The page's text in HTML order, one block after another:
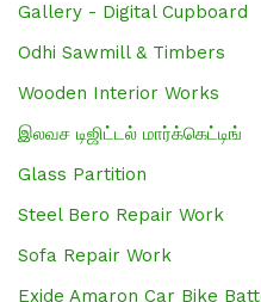
Gallery - Digital Cupboard
Odhi Sawmill & Timbers
Wooden Interior Works
இலவச டிஜிட்டல் மார்க்கெட்டிங்
Glass Partition
Steel Bero Repair Work
Sofa Repair Work
Exide Amaron Car Bike